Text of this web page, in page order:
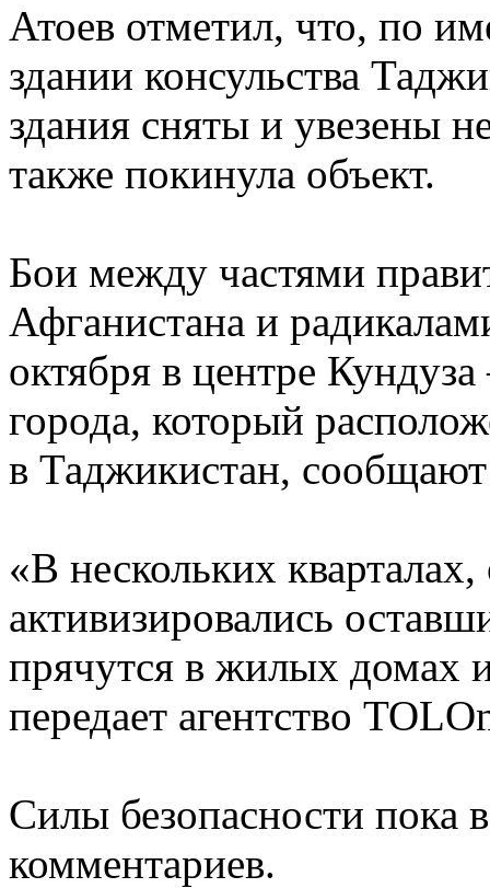
Атоев отметил, что, по
здании консульства
здания сняты и увезены
также покинула объект.
Бои между частями
Афганистана и
октября в центре
города, который
в Таджикистан,
«В нескольких
активизировались
прячутся в жилых домах
передает агентство
Силы безопасности пока
комментариев.